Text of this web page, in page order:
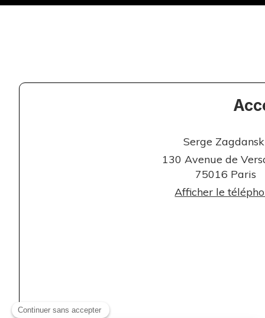
Serge
130 Avenue de
75016 Paris
Afficher le